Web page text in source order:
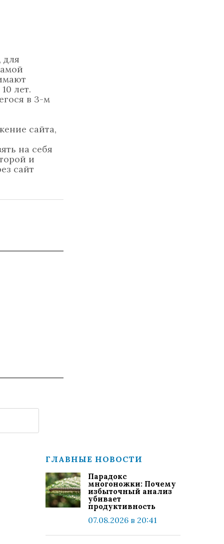
для
лет.
в 3-м
сайта,
на себя
и
сайт
ГЛАВНЫЕ НОВОСТИ
Парадокс
многоножки: Почему
избыточный анализ
убивает
продуктивность
07.08.2026 в 20:41